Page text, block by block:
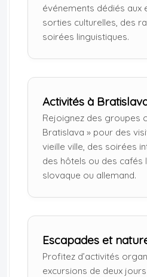
événements dédiés aux
sorties culturelles, des
soirées linguistiques.
Activités à
Rejoignez des groupes
Bratislava » pour des
vieille ville, des soirées
des hôtels ou des cafés
slovaque ou allemand.
Escapades et
Profitez d’activités
excursions de deux